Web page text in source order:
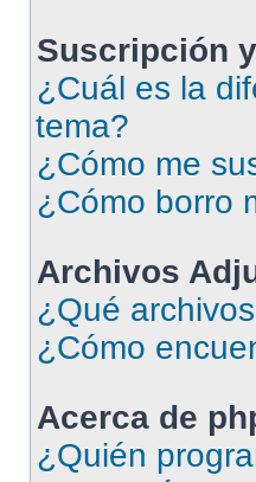
Suscripción
¿Cuál es la
tema?
¿Cómo me
¿Cómo borro
Archivos
¿Qué
¿Cómo
Acerca de
¿Quién